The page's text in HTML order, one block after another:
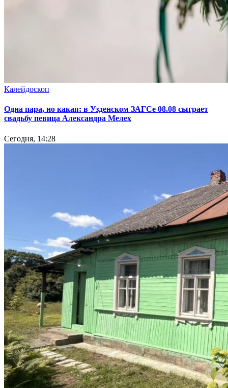
Калейдоскоп
Одна пара, но какая: в Узденском ЗАГСе 08.08 сыграет
свадьбу певица Александра Мелех
Сегодня, 14:28